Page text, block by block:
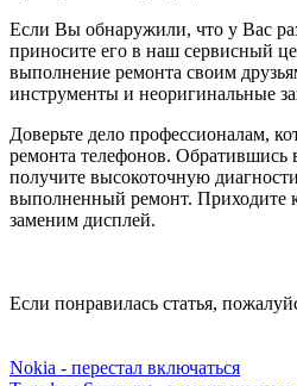
Если Вы обнаружили, что у Вас
приносите его в наш сервисный
выполнение ремонта своим
инструменты и неоригинальные
Доверьте дело профессионалам,
ремонта телефонов.
получите высокоточную
выполненный ремонт. Приходите
заменим дисплей.
Если понравилась статья,
Nokia - перестал включаться